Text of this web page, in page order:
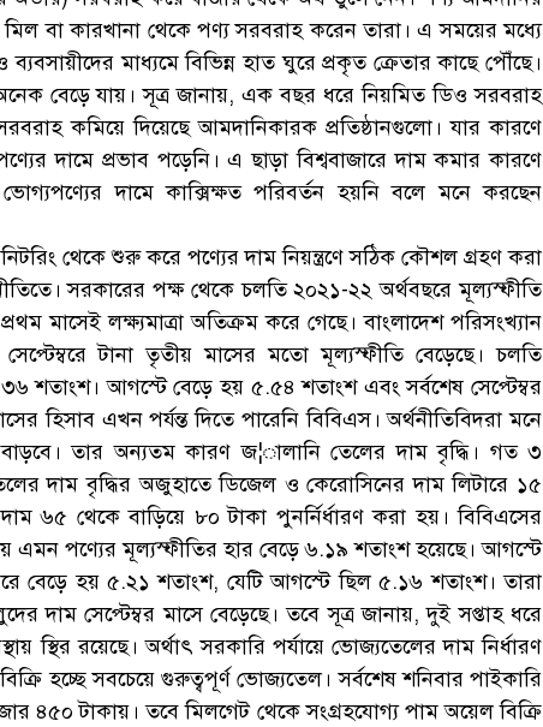
বা কারখানা থেকে পণ্য সরবরাহ করেন তারা। এ সময়ের মধ্যে
ব্যবসায়ীদের মাধ্যমে বিভিন্ন হাত ঘুরে প্রকৃত ক্রেতার কাছে পৌঁছে।
বেড়ে যায়। সূত্র জানায়, এক বছর ধরে নিয়মিত ডিও সরবরাহ
কমিয়ে দিয়েছে আমদানিকারক প্রতিষ্ঠানগুলো। যার কারণে
দামে প্রভাব পড়েনি। এ ছাড়া বিশ্ববাজারে দাম কমার কারণে
দামে কাক্সিক্ষত পরিবর্তন হয়নি বলে মনে করছেন
থেকে শুরু করে পণ্যের দাম নিয়ন্ত্রণে সঠিক কৌশল গ্রহণ করা
সরকারের পক্ষ থেকে চলতি ২০২১-২২ অর্থবছরে মূল্যস্ফীতি
মাসেই লক্ষ্যমাত্রা অতিক্রম করে গেছে। বাংলাদেশ পরিসংখ্যান
টানা তৃতীয় মাসের মতো মূল্যস্ফীতি বেড়েছে। চলতি
শতাংশ। আগস্টে বেড়ে হয় ৫.৫৪ শতাংশ এবং সর্বশেষ সেপ্টেম্বর
হিসাব এখন পর্যন্ত দিতে পারেনি বিবিএস। অর্থনীতিবিদরা মনে
তার অন্যতম কারণ জ¦ালানি তেলের দাম বৃদ্ধি। গত ৩
দাম বৃদ্ধির অজুহাতে ডিজেল ও কেরোসিনের দাম লিটারে ১৫
৬৫ থেকে বাড়িয়ে ৮০ টাকা পুনর্নির্ধারণ করা হয়। বিবিএসের
এমন পণ্যের মূল্যস্ফীতির হার বেড়ে ৬.১৯ শতাংশ হয়েছে। আগস্টে
বেড়ে হয় ৫.২১ শতাংশ, যেটি আগস্টে ছিল ৫.১৬ শতাংশ। তারা
সেপ্টেম্বর মাসে বেড়েছে। তবে সূত্র জানায়, দুই সপ্তাহ ধরে
স্থির রয়েছে। অর্থাৎ সরকারি পর্যায়ে ভোজ্যতেলের দাম নির্ধারণ
হচ্ছে সবচেয়ে গুরুত্বপূর্ণ ভোজ্যতেল। সর্বশেষ শনিবার পাইকারি
৪৫০ টাকায়। তবে মিলগেট থেকে সংগ্রহযোগ্য পাম অয়েল বিক্রি